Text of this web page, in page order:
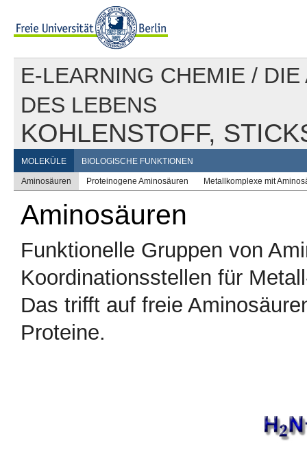
E-LEARNING CHEMIE / DIE
DES LEBENS
KOHLENSTOFF,
MOLEKÜLE
Aminosäuren Proteinogene Aminosäuren Metallkomplexe mit
BIOLOGISCHE FUNKTIONEN
Aminosäuren
Funktionelle Gruppen von
Koordinationsstellen für
Das trifft auf freie
Proteine.